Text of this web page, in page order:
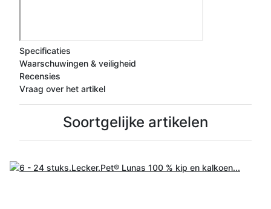
Specificaties
Waarschuwingen & veiligheid
Recensies
Vraag over het artikel
Soortgelijke artikelen